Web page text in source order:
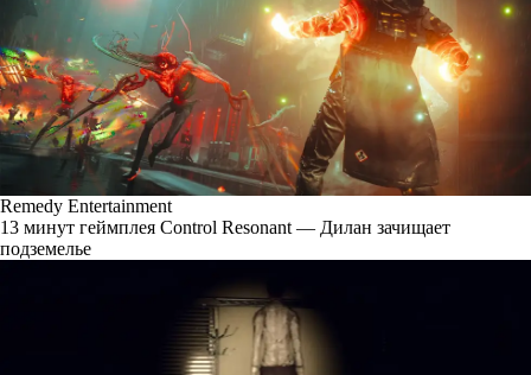
Remedy Entertainment
13 минут геймплея Control Resonant — Дилан зачищает
подземелье